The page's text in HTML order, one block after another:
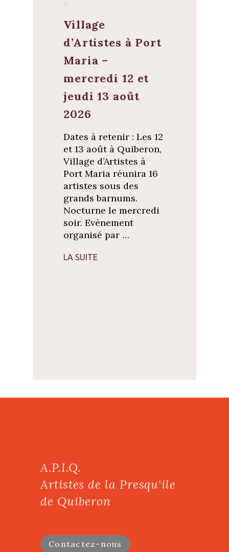
Village
d’Artistes à Port
Maria –
mercredi 12 et
jeudi 13 août
2026
Dates à retenir : Les 12
et 13 août à Quiberon,
Village d’Artistes à
Port Maria réunira 16
artistes sous des
grands barnums.
Nocturne le mercredi
soir. Evénement
organisé par …
LA SUITE
A.P.I.Q.
Artistes de la Presqu'ile
de Quiberon
Contactez-nous